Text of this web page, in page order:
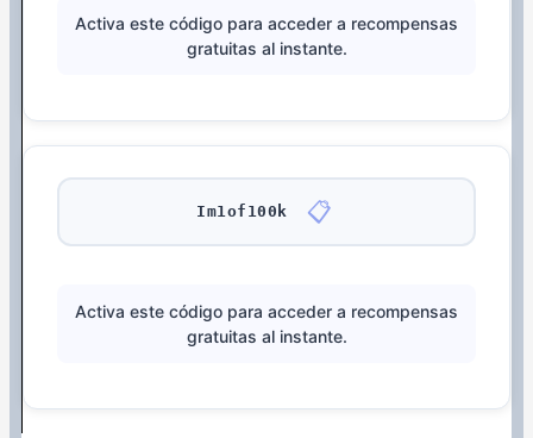
Activa este código para acceder a recompensas
gratuitas al instante.
Im1of100k 📋
Activa este código para acceder a recompensas
gratuitas al instante.